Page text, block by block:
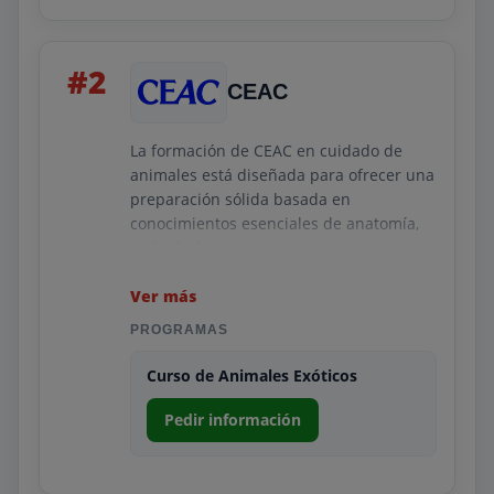
#2 CEAC
La formación de CEAC en cuidado de
animales está diseñada para ofrecer una
preparación sólida basada en
conocimientos esenciales de anatomía,
las necesidades fisiológicas y
emocionales de diferentes especies,
control ambiental y pautas de
comprender cómo mantener condiciones
óptimas en cualquier entorno
Ver más
PROGRAMAS
Curso de Animales Exóticos
Pedir información